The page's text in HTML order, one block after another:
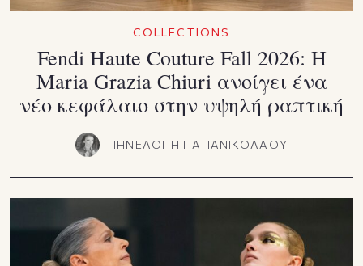
COLLECTIONS
Fendi Haute Couture Fall 2026: Η
Maria Grazia Chiuri ανοίγει ένα
νέο κεφάλαιο στην υψηλή ραπτική
ΠΗΝΕΛΟΠΗ ΠΑΠΑΝΙΚΟΛΑΟΥ